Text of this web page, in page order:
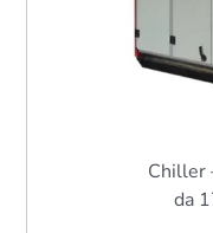
Chiller
da